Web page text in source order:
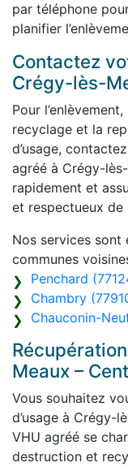
par téléphone
planifier
Contactez
Crégy-lès-
Pour
recyclage et la
d’usage,
agréé à Crégy-
rapidement et
et respectueux de
Nos services sont
communes
Penchard
Chambry
Chauconin-
Meaux –
Vous souhaitez
d’usage à Crégy-
VHU agréé se
destruction et